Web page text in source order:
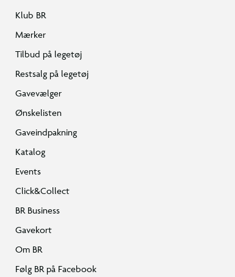
Klub BR
Mærker
Tilbud på legetøj
Restsalg på legetøj
Gavevælger
Ønskelisten
Gaveindpakning
Katalog
Events
Click&Collect
BR Business
Gavekort
Om BR
Følg BR på Facebook